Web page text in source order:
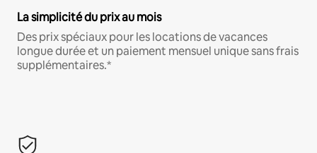
La simplicité du prix au mois
Des prix spéciaux pour les locations de vacances
longue durée et un paiement mensuel unique sans frais
supplémentaires.*